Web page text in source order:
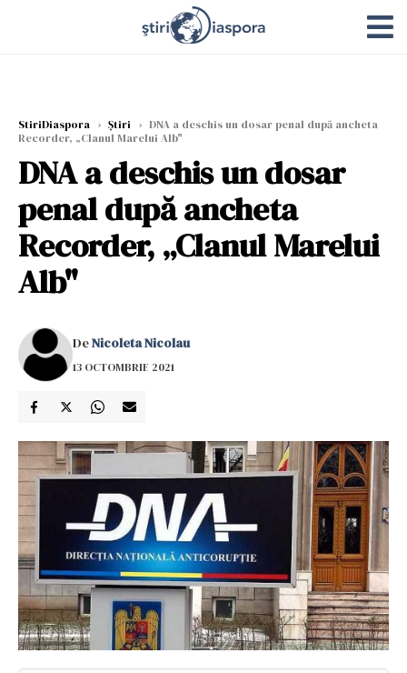
StiriDiaspora › Știri › DNA a deschis un dosar penal după ancheta
Recorder, „Clanul Marelui Alb"
DNA a deschis un dosar
penal după ancheta
Recorder, „Clanul Marelui
Alb"
DeNicoleta Nicolau
13 OCTOMBRIE 2021